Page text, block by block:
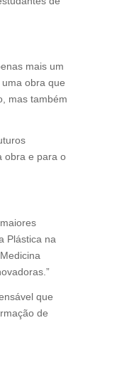
mais um
obra que
mas também
obra e para o
Plástica na
que
de